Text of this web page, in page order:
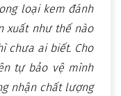
loại kem đánh
xuất như thế nào
chưa ai biết. Cho
tự bảo vệ mình
nhận chất lượng